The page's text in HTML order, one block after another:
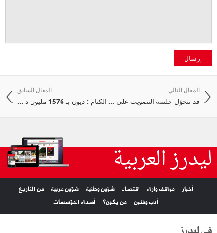
إرسال
المقال السابق
الكنام : ديون بـ 1576 مليون د ...
المقال التالي
قد تتحوّل جلسة التصويت على ...
ليدرز العربية
أخبار مواقف وآراء اقتصاد شؤون وطنية شؤون عربية
من التاريخ
أدب وفنون
من يكون؟ أصداء المؤسسات